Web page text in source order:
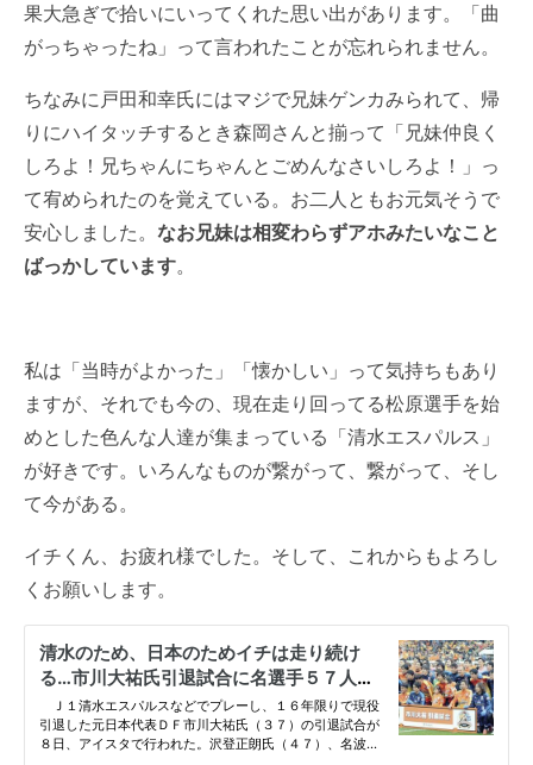
果大急ぎで拾いにいってくれた思い出があります。「曲
がっちゃったね」って言われたことが忘れられません。
ちなみに 戸田和幸氏にはマジで兄妹ゲンカみられて、帰
りにハイタッチするとき森岡さんと揃って「兄妹仲良く
しろよ！兄ちゃんにちゃんとごめんなさいしろよ！」っ
て宥められたのを覚えている。お二人ともお元気そうで
安心しました。なお兄妹は相変わらずアホみたいなこと
ばっかしています。
私は「当時がよかった」「懐かしい」って気持ちもあり
ますが、それでも今の、現在走り回ってる松原選手を始
めとした色んな人達が集まっている「清水エスパルス 」
が好きです。いろんなものが繋がって、繋がって、そし
て今がある。
イチくん、お疲れ様でした。そして、これからもよろし
くお願いします。